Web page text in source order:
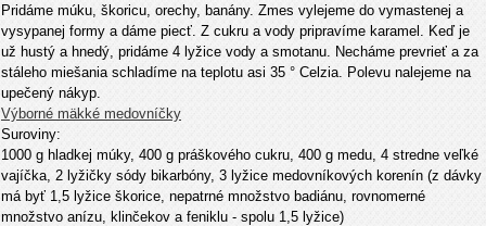
Pridáme múku, škoricu, orechy, banány. Zmes vylejeme do vymastenej a
vysypanej formy a dáme piecť. Z cukru a vody pripravíme karamel. Keď je
už hustý a hnedý, pridáme 4 lyžice vody a smotanu. Necháme prevrieť a za
stáleho miešania schladíme na teplotu asi 35 ° Celzia. Polevu nalejeme na
upečený nákyp.
Výborné mäkké medovníčky
Suroviny:
1000 g hladkej múky, 400 g práškového cukru, 400 g medu, 4 stredne veľké
vajíčka, 2 lyžičky sódy bikarbóny, 3 lyžice medovníkových korenín (z dávky
má byť 1,5 lyžice škorice, nepatrné množstvo badiánu, rovnomerné
množstvo anízu, klinčekov a feniklu - spolu 1,5 lyžice)